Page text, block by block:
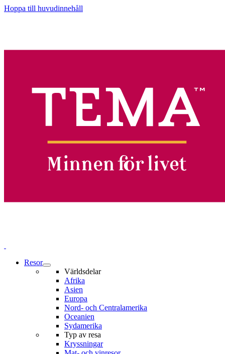
Hoppa till huvudinnehåll
Resor
Världsdelar
Afrika
Asien
Europa
Nord- och Centralamerika
Oceanien
Sydamerika
Typ av resa
Kryssningar